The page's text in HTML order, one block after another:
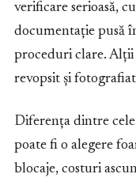
verificare serioasă,
documentație pusă
proceduri clare.
revopsit și
Diferența dintre
poate fi o alegere
blocaje, costuri